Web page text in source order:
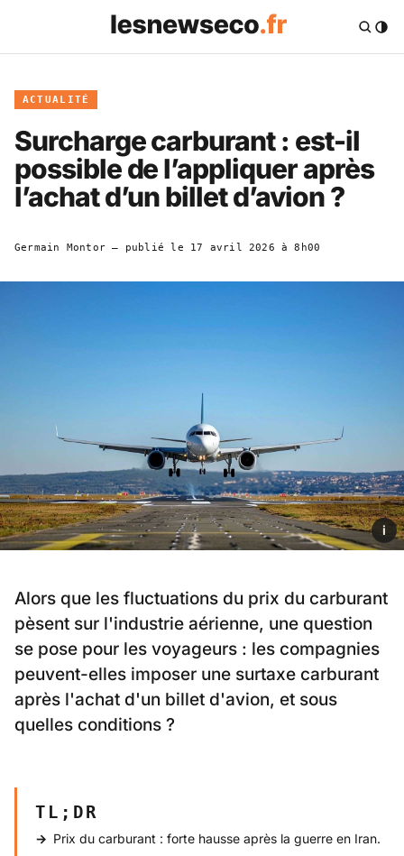
ACTUALITÉ
Surcharge carburant : est-il
possible de l’appliquer après
l’achat d’un billet d’avion ?
Germain Montor — publié le 17 avril 2026 à 8h00
i
Alors que les fluctuations du prix du carburant
pèsent sur l'industrie aérienne, une question
se pose pour les voyageurs : les compagnies
peuvent-elles imposer une surtaxe carburant
après l'achat d'un billet d'avion, et sous
quelles conditions ?
TL;DR
Prix du carburant : forte hausse après la guerre en Iran.